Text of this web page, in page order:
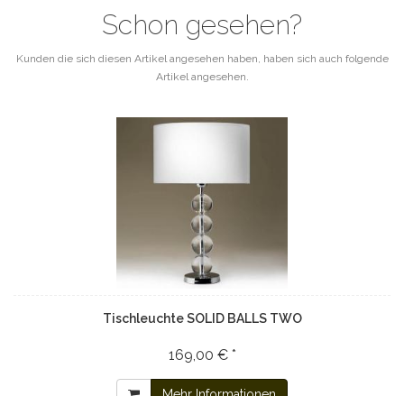
Schon gesehen?
Kunden die sich diesen Artikel angesehen haben, haben sich auch folgende
Artikel angesehen.
Tischleuchte SOLID BALLS TWO
169,00 € *